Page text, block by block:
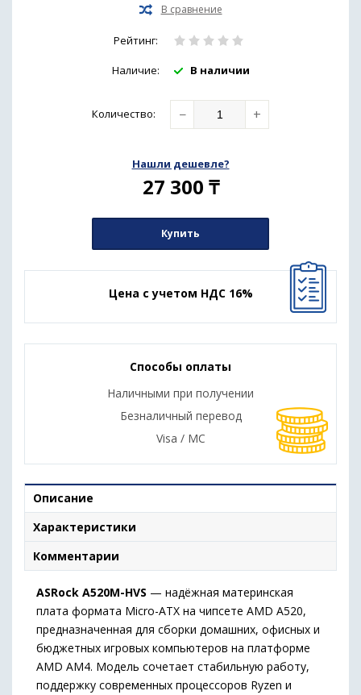
Рейтинг:
Наличие: В наличии
Количество: − +
Нашли дешевле?
27 300 ₸
Купить
Цена с учетом НДС 16%
Способы оплаты
Наличными при получении
Безналичный перевод
Visa / MC
Описание
Характеристики
Комментарии
ASRock A520M-HVS — надёжная материнская
плата формата Micro-ATX на чипсете AMD A520,
предназначенная для сборки домашних, офисных и
бюджетных игровых компьютеров на платформе
AMD AM4. Модель сочетает стабильную работу,
поддержку современных процессоров Ryzen и